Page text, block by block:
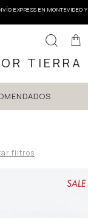
EXPRESS EN MONTEVIDEO Y
TIERRA
filtros